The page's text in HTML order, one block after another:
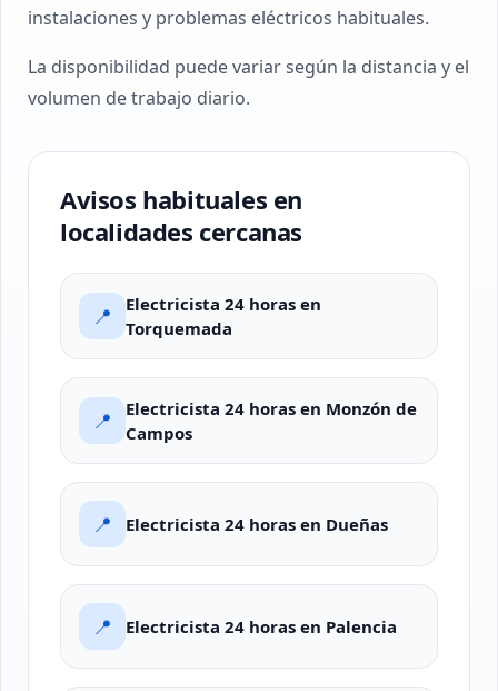
instalaciones y problemas eléctricos habituales.
La disponibilidad puede variar según la distancia y el
volumen de trabajo diario.
Avisos habituales en
localidades cercanas
📍
Electricista 24 horas en
Torquemada
📍
Electricista 24 horas en Monzón de
Campos
📍 Electricista 24 horas en Dueñas
📍 Electricista 24 horas en Palencia